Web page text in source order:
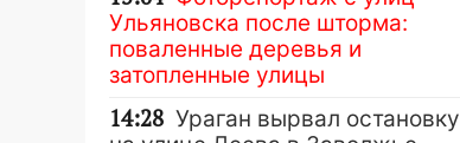
Ульяновска после шторма:
поваленные деревья и
затопленные улицы
14:28 Ураган вырвал остановку